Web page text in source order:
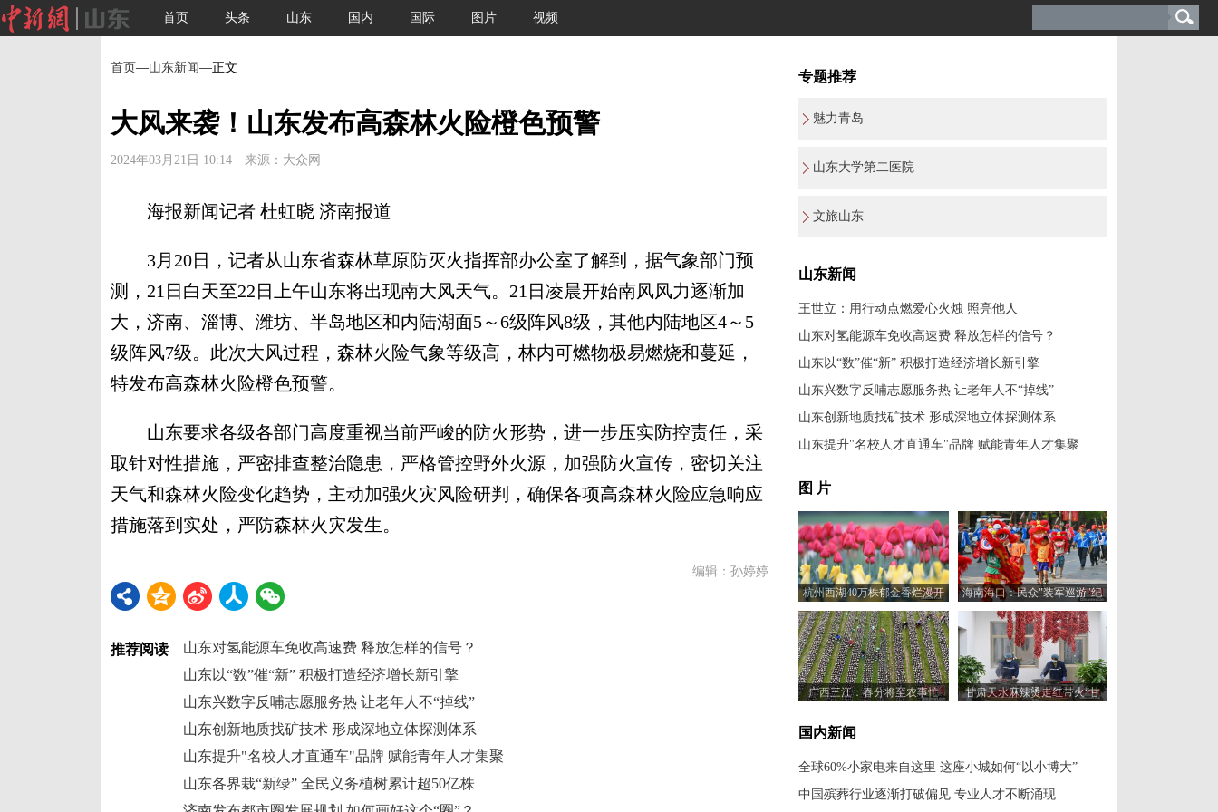
首页 头条 山东 国内 国际 图片 视频
首页—山东新闻—正文
大风来袭！山东发布高森林火险橙色预警
2024年03月21日 10:14 来源：大众网
海报新闻记者 杜虹晓 济南报道
3月20日，记者从山东省森林草原防灭火指挥部办公室了解到，据气象部门预
测，21日白天至22日上午山东将出现南大风天气。21日凌晨开始南风风力逐渐加
大，济南、淄博、潍坊、半岛地区和内陆湖面5～6级阵风8级，其他内陆地区4～5
级阵风7级。此次大风过程，森林火险气象等级高，林内可燃物极易燃烧和蔓延，
特发布高森林火险橙色预警。
山东要求各级各部门高度重视当前严峻的防火形势，进一步压实防控责任，采
取针对性措施，严密排查整治隐患，严格管控野外火源，加强防火宣传，密切关注
天气和森林火险变化趋势，主动加强火灾风险研判，确保各项高森林火险应急响应
措施落到实处，严防森林火灾发生。
编辑：孙婷婷
推荐阅读
山东对氢能源车免收高速费 释放怎样的信号？
山东以“数”催“新” 积极打造经济增长新引擎
山东兴数字反哺志愿服务热 让老年人不“掉线”
山东创新地质找矿技术 形成深地立体探测体系
山东提升"名校人才直通车"品牌 赋能青年人才集聚
山东各界栽“新绿” 全民义务植树累计超50亿株
专题推荐
魅力青岛
山东大学第二医院
文旅山东
山东新闻
王世立：用行动点燃爱心火烛 照亮他人
山东对氢能源车免收高速费 释放怎样的信号？
山东以“数”催“新” 积极打造经济增长新引擎
山东兴数字反哺志愿服务热 让老年人不“掉线”
山东创新地质找矿技术 形成深地立体探测体系
山东提升"名校人才直通车"品牌 赋能青年人才集聚
图 片
杭州西湖40万株郁金香烂漫开
放醉游人
海南海口：民众"装军巡游"纪
念冼夫人
广西三江：春分将至农事忙
甘肃天水麻辣烫走红带火“甘
国内新闻
全球60%小家电来自这里 这座小城如何“以小博大”
中国殡葬行业逐渐打破偏见 专业人才不断涌现